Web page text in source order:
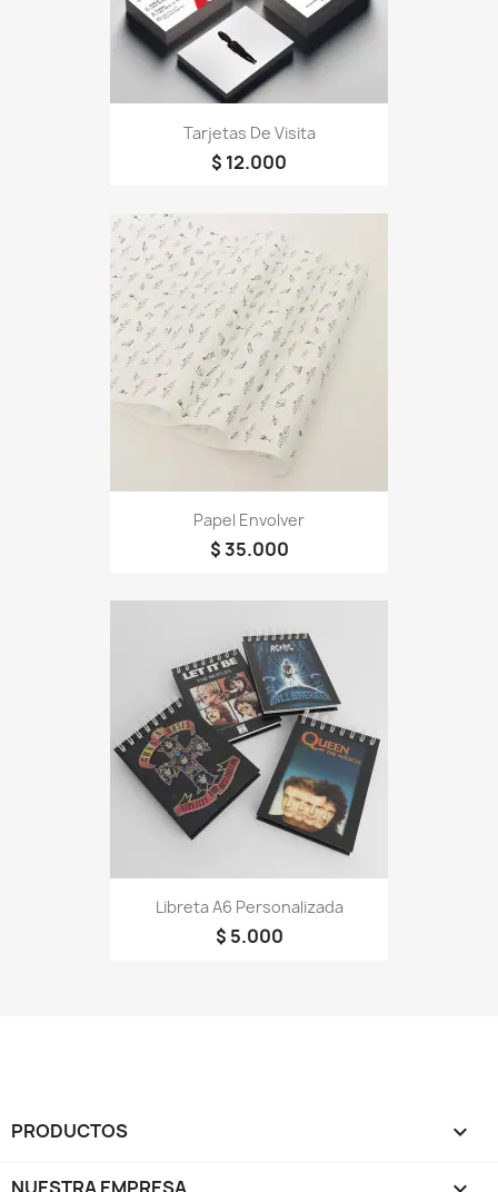
Tarjetas De Visita
$ 12.000
Papel Envolver
$ 35.000
Libreta A6 Personalizada
$ 5.000
PRODUCTOS 
NUESTRA EMPRESA